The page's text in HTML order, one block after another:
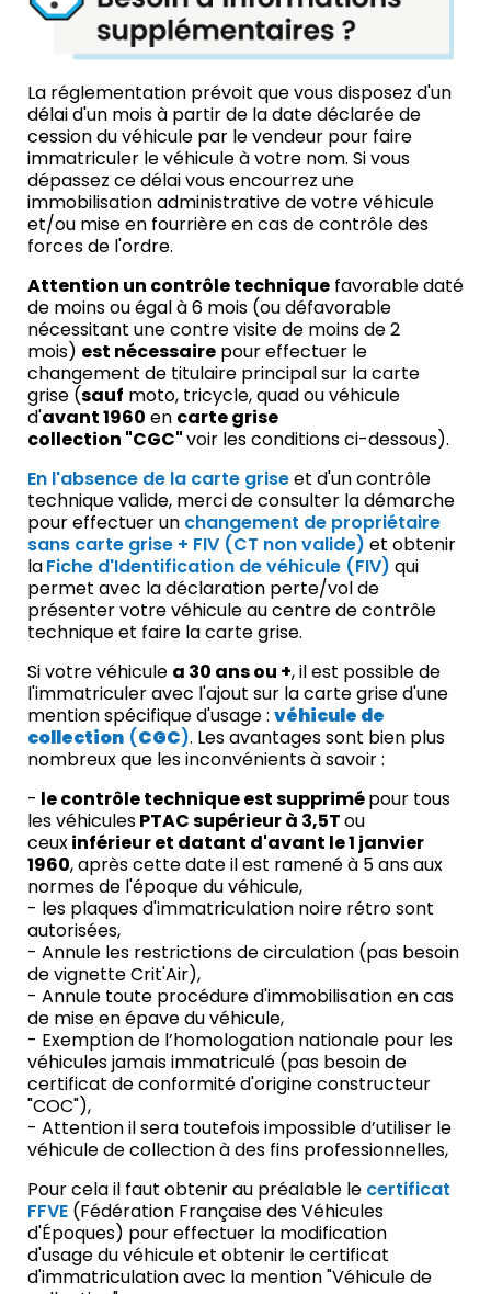
La réglementation prévoit que vous disposez d'un
délai d'un mois à partir de la date déclarée de
cession du véhicule par le vendeur pour faire
immatriculer le véhicule à votre nom. Si vous
dépassez ce délai vous encourrez une
immobilisation administrative de votre véhicule
et/ou mise en fourrière en cas de contrôle des
forces de l'ordre.
Attention un contrôle technique favorable daté
de moins ou égal à 6 mois (ou défavorable
nécessitant une contre visite de moins de 2
mois) est nécessaire pour effectuer le
changement de titulaire principal sur la carte
grise (sauf moto, tricycle, quad ou véhicule
d'avant 1960 en carte grise
collection "CGC"voir les conditions ci-dessous).
En l'absence de la carte griseet d'un contrôle
technique valide, merci de consulter la démarche
pour effectuer un changement de propriétaire
sans carte grise + FIV (CT non valide) et obtenir
laFiche d'Identification de véhicule (FIV) qui
permet avec la déclaration perte/vol de
présenter votre véhicule au centre de contrôle
technique et faire la carte grise.
Si votre véhicule a 30 ans ou +, il est possible de
l'immatriculer avec l'ajout sur la carte grise d'une
mention spécifique d'usage : véhicule de
collection (CGC). Les avantages sont bien plus
nombreux que les inconvénients à savoir :
- le contrôle technique est supprimépour tous
les véhiculesPTAC supérieur à 3,5Tou
ceuxinférieur et datant d'avant le 1 janvier
1960, après cette date il est ramené à 5 ans aux
normes de l'époque du véhicule,
- les plaques d'immatriculation noire rétro sont
autorisées,
- Annule les restrictions de circulation (pas besoin
de vignette Crit'Air),
- Annule toute procédure d'immobilisation en cas
de mise en épave du véhicule,
- Exemption de l’homologation nationale pour les
véhicules jamais immatriculé (pas besoin de
certificat de conformité d'origine constructeur
"COC"),
- Attention il sera toutefois impossible d’utiliser le
véhicule de collection à des fins professionnelles,
Pour cela il faut obtenir au préalable le certificat
FFVE (Fédération Française des Véhicules
d'Époques) pour effectuer la modification
d'usage du véhicule et obtenir le certificat
d'immatriculation avec la mention "Véhicule de